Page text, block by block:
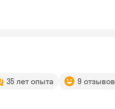
35 лет опыта 9 отзывов